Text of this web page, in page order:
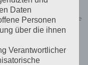
züchterische
(vorher SZG),
letzte Auszeichnung
Daten
Personen
über die ihnen
Verantwortlicher